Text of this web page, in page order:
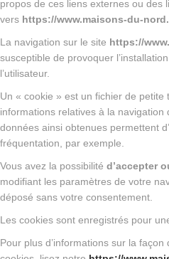
propos de ces liens externes ou des
vers https://www.maisons-du-
La navigation sur le site https://
susceptible de provoquer
l’utilisateur.
Un « cookie » est un fichier de petite
informations relatives à la navigation
données ainsi obtenues permettent
fréquentation, par exemple.
Vous avez la possibilité d’accepter
modifiant les paramètres de votre
déposé sans votre consentement.
Les cookies sont enregistrés pour
Pour plus d’informations sur la